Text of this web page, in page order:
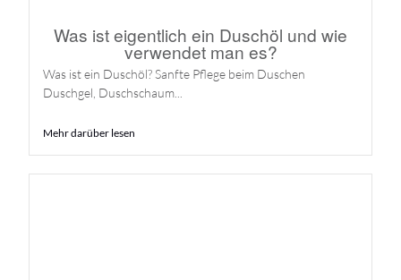
Was ist eigentlich ein Duschöl und wie
verwendet man es?
Was ist ein Duschöl? Sanfte Pflege beim Duschen
Duschgel, Duschschaum...
Mehr darüber lesen